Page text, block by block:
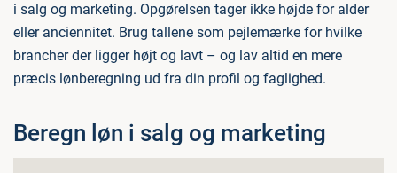
i salg og marketing. Opgørelsen tager ikke højde for alder
eller anciennitet. Brug tallene som pejlemærke for hvilke
brancher der ligger højt og lavt – og lav altid en mere
præcis lønberegning ud fra din profil og faglighed.
Beregn løn i salg og marketing